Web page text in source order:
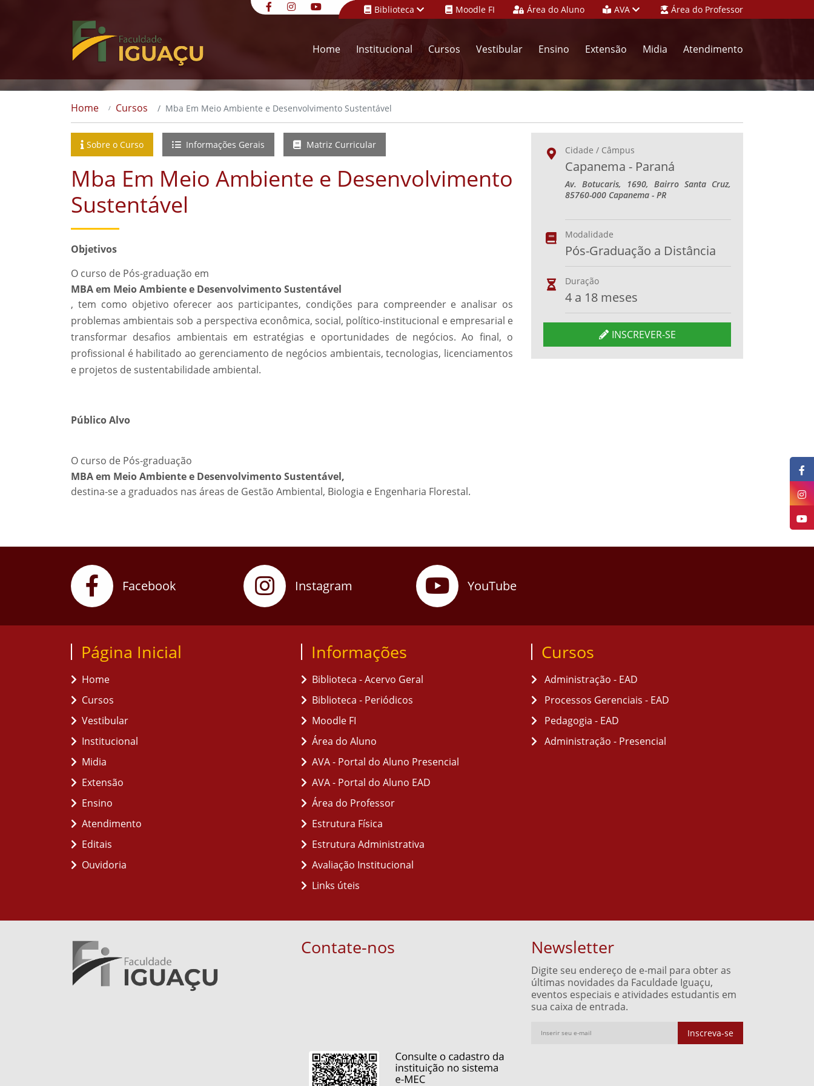
Biblioteca Moodle FI Área do Aluno AVA Área do Professor
Home Institucional Cursos Vestibular Ensino Extensão Midia Atendimento
Home Cursos Mba Em Meio Ambiente e Desenvolvimento Sustentável
Sobre o Curso Informações Gerais Matriz Curricular
Mba Em Meio Ambiente e Desenvolvimento
Sustentável
Objetivos
O curso de Pós-graduação em
MBA em Meio Ambiente e Desenvolvimento Sustentável
, tem como objetivo oferecer aos participantes, condições para compreender e analisar os
problemas ambientais sob a perspectiva econômica, social, político-institucional e empresarial e
transformar desafios ambientais em estratégias e oportunidades de negócios. Ao final, o
profissional é habilitado ao gerenciamento de negócios ambientais, tecnologias, licenciamentos
e projetos de sustentabilidade ambiental.
Público Alvo
O curso de Pós-graduação
MBA em Meio Ambiente e Desenvolvimento Sustentável,
destina-se a graduados nas áreas de Gestão Ambiental, Biologia e Engenharia Florestal.
Cidade / Câmpus
Capanema - Paraná
Av. Botucaris, 1690, Bairro Santa Cruz,
85760-000 Capanema - PR
Modalidade
Pós-Graduação a Distância
Duração
4 a 18 meses
INSCREVER-SE
Facebook Instagram YouTube
Página Inicial
Home
Cursos
Vestibular
Institucional
Midia
Extensão
Ensino
Atendimento
Editais
Ouvidoria
Informações
Biblioteca - Acervo Geral
Biblioteca - Periódicos
Moodle FI
Área do Aluno
AVA - Portal do Aluno Presencial
AVA - Portal do Aluno EAD
Área do Professor
Estrutura Física
Estrutura Administrativa
Avaliação Institucional
Links úteis
Cursos
Administração - EAD
Processos Gerenciais - EAD
Pedagogia - EAD
Administração - Presencial
Contate-nos Newsletter
Digite seu endereço de e-mail para obter as
últimas novidades da Faculdade Iguaçu,
eventos especiais e atividades estudantis em
sua caixa de entrada.
Inscreva-se